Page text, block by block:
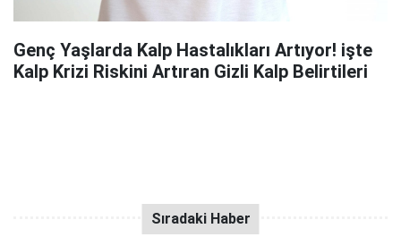
Genç Yaşlarda Kalp Hastalıkları Artıyor! işte
Kalp Krizi Riskini Artıran Gizli Kalp Belirtileri